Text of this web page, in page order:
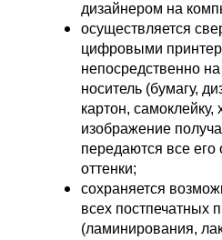
дизайнером на
осуществляется
цифровыми
непосредственно
носитель (бумагу,
картон, самоклейку,
изображение
передаются все его
оттенки;
сохраняется
всех постпечатных
(ламинирования,